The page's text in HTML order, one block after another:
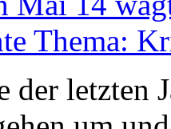
Thema:
der letzten